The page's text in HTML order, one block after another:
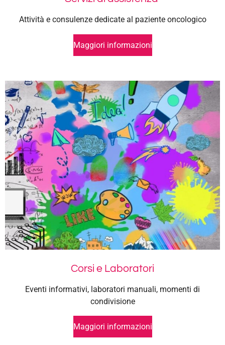
Attività e consulenze dedicate al paziente oncologico
Maggiori informazioni
Corsi e Laboratori
Eventi informativi, laboratori manuali, momenti di
condivisione
Maggiori informazioni